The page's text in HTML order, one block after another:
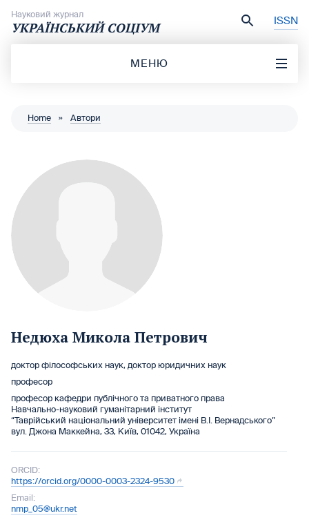
Науковий журнал
УКРАЇНСЬКИЙ СОЦІУМ ISSN
МЕНЮ
Home » Автори
Недюха Микола Петрович
доктор філософських наук, доктор юридичних наук
професор
професор кафедри публічного та приватного права
Навчально-науковий гуманітарний інститут
“Таврійський національний університет імені В.І. Вернадського”
вул. Джона Маккейна, 33, Київ, 01042, Україна
ORCID:
https://orcid.org/0000-0003-2324-9530
Email:
nmp_05@ukr.net